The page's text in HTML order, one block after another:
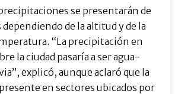
se presentarán de
de la altitud y de la
“La precipitación en
la ciudad pasaría a ser agua-
explicó, aunque aclaró que la
en sectores ubicados por